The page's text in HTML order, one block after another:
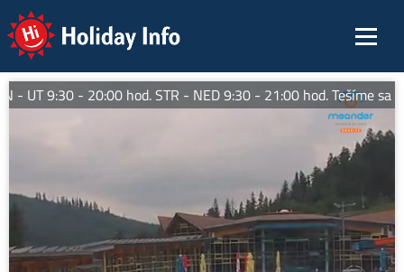
Holiday Info
UT 9:30 - 20:00 hod. STR - NED 9:30 - 21:00 hod. Tešíme sa